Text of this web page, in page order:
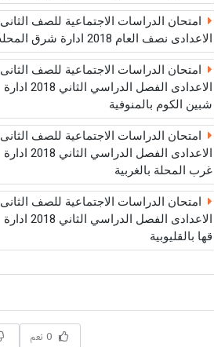
امتحان الدراسات الاجتماعية للصف الثانى
الاعدادى نصف العام 2018 ادارة شرق المحله
امتحان الدراسات الاجتماعية للصف الثانى
الاعدادى الفصل الدراسي الثاني 2018 ادارة
شبين الكوم بالمنوفية
امتحان الدراسات الاجتماعية للصف الثانى
الاعدادى الفصل الدراسي الثاني 2018 ادارة
غرب المحلة بالغربية
امتحان الدراسات الاجتماعية للصف الثانى
الاعدادى الفصل الدراسي الثاني 2018 ادارة
قها بالقليوبية
0 نعم